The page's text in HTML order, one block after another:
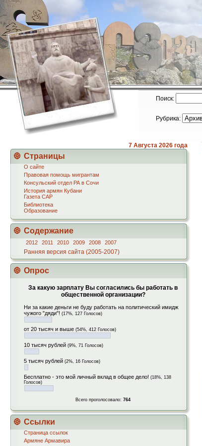
Поиск:
Рубрика:
7 Августа 2026 года
Страницы
О сайте
Правовая помощь мигрантам
Консульский отдел РА в Сочи
История армян Кубани
Газета САР
Библиотека
Образование
Содержание
2012 2011 2010 2009 2008 2007
Ранняя версия сайта (2005-2007)
Опрос
За какую зарплату Вы согласились бы работать в
общественной организации?
Ни за какие деньги не буду работать на политический имидж
чужого "дяди"! (17%, 127 Голосов)
от 20 тысяч и выше (54%, 412 Голосов)
10 тысяч рублей (9%, 71 Голосов)
5 тысяч рублей (2%, 16 Голосов)
Бесплатно - это мой личный вклад в общее дело! (18%, 138
Голосов)
Всего проголосовало: 764
Ссылки
Страница ссылок
Армяне Армавира